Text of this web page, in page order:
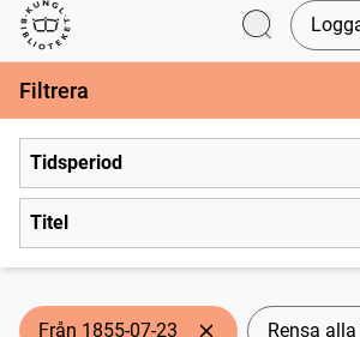
Svenska tidningar
Filtrera
Tidsperiod
Titel
Från 1855-07-23 Rensa